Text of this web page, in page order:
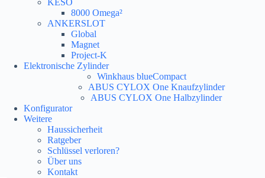
KESO
8000 Omega²
ANKERSLOT
Global
Magnet
Project-K
Elektronische Zylinder
Winkhaus blueCompact
ABUS CYLOX One Knaufzylinder
ABUS CYLOX One Halbzylinder
Konfigurator
Weitere
Haussicherheit
Ratgeber
Schlüssel verloren?
Über uns
Kontakt